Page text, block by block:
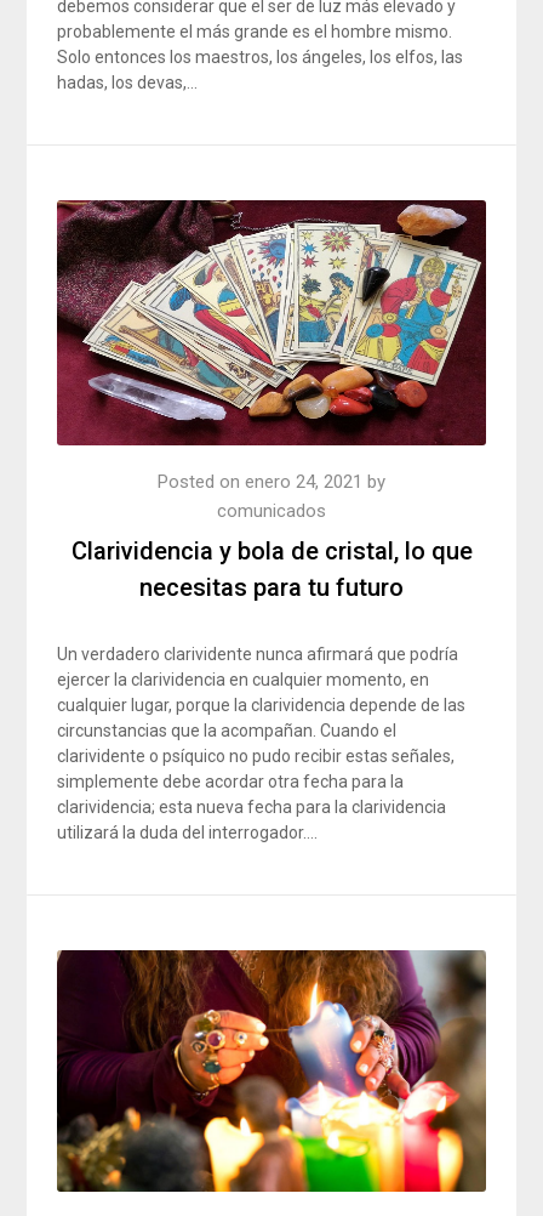
debemos considerar que el ser de luz más elevado y
probablemente el más grande es el hombre mismo.
Solo entonces los maestros, los ángeles, los elfos, las
hadas, los devas,…
Clarividencia y bola de cristal, lo que
necesitas para tu futuro
Posted on enero 24, 2021 by
comunicados
Un verdadero clarividente nunca afirmará que podría
ejercer la clarividencia en cualquier momento, en
cualquier lugar, porque la clarividencia depende de las
circunstancias que la acompañan. Cuando el
clarividente o psíquico no pudo recibir estas señales,
simplemente debe acordar otra fecha para la
clarividencia; esta nueva fecha para la clarividencia
utilizará la duda del interrogador….